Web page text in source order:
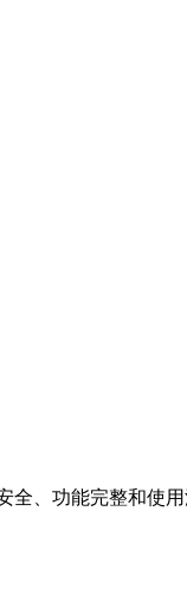
、功能完整和使